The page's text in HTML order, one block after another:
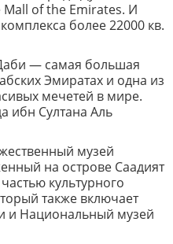
of the Emirates. И
более 22000 кв.
— самая большая
Эмиратах и одна из
мечетей в мире.
ибн Султана Аль
музей
на острове Саадият
культурного
также включает
и Национальный музей